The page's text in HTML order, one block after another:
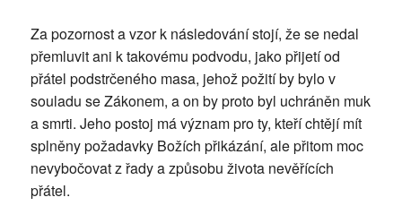
Za pozornost a vzor k následování stojí, že se nedal
přemluvit ani k takovému podvodu, jako přijetí od
přátel podstrčeného masa, jehož požití by bylo v
souladu se Zákonem, a on by proto byl uchráněn muk
a smrti. Jeho postoj má význam pro ty, kteří chtějí mít
splněny požadavky Božích přikázání, ale přitom moc
nevybočovat z řady a způsobu života nevěřících
přátel.